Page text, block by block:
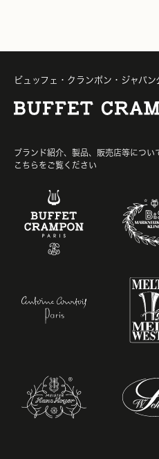
ビュッフェ・クランポン・ジャパン
ブランド紹介、製品、販売店等につい
こちらをご覧ください